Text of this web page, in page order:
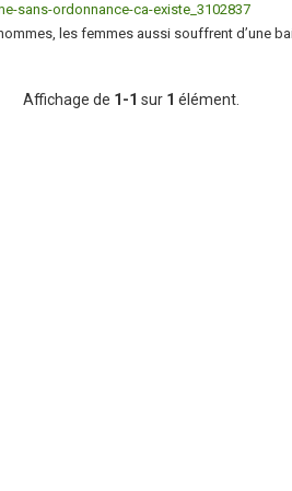
sans-ordonnance-ca-existe_3102837
les femmes aussi souffrent d’une
Affichage de 1-1 sur 1 élément.